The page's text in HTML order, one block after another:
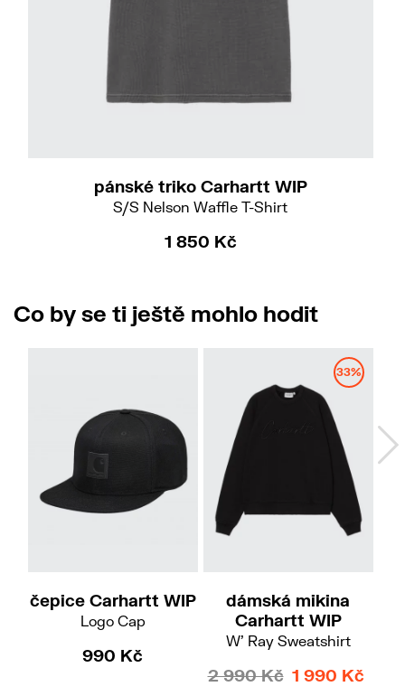
pánské triko Carhartt WIP
S/S Nelson Waffle T-Shirt
1 850 Kč
Co by se ti ještě mohlo hodit
čepice Carhartt WIP
Logo Cap
990 Kč
33%
dámská mikina
Carhartt WIP
W' Ray Sweatshirt
2 990 Kč 1 990 Kč